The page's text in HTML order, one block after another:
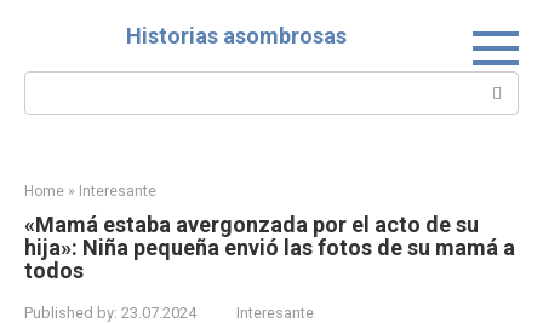
Historias asombrosas
Search:
Home » Interesante
«Mamá estaba avergonzada por el acto de su
hija»: Niña pequeña envió las fotos de su mamá a
todos
Published by: 23.07.2024 Interesante